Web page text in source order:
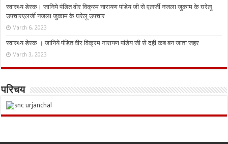
स्वास्थ्य डेस्क। जानिये पंडित वीर विक्रम नारायण पांडेय जी से एलर्जी नजला जुकाम के घरेलू
उपचारएलर्जी नजला जुकाम के घरेलू उपचार
March 6, 2023
स्वास्थ्य डेस्क । जानिये पंडित वीर विक्रम नारायण पांडेय जी से दही कब बन जाता जहर
March 3, 2023
परिचय